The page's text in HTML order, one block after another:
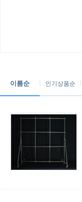
이름순 인기상품순